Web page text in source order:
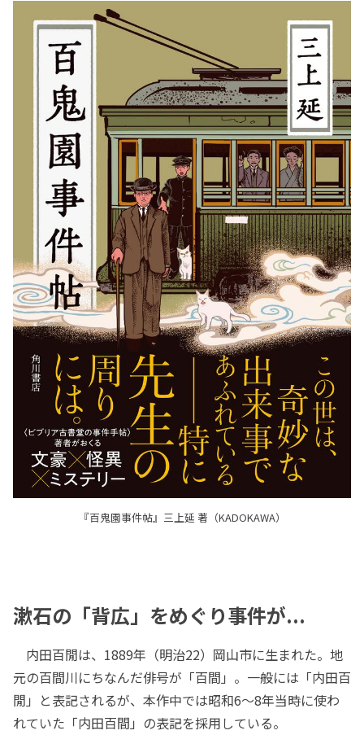
『百鬼園事件帖』三上延 著（KADOKAWA）
漱石の「背広」をめぐり事件が...
内田百閒は、1889年（明治22）岡山市に生まれた。地
元の百間川にちなんだ俳号が「百間」。一般には「内田百
閒」と表記されるが、本作中では昭和6～8年当時に使わ
れていた「内田百間」の表記を採用している。